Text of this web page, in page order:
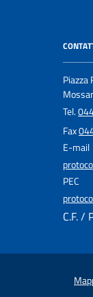
Tel.
Fax
E-mail
PEC
C.F. /